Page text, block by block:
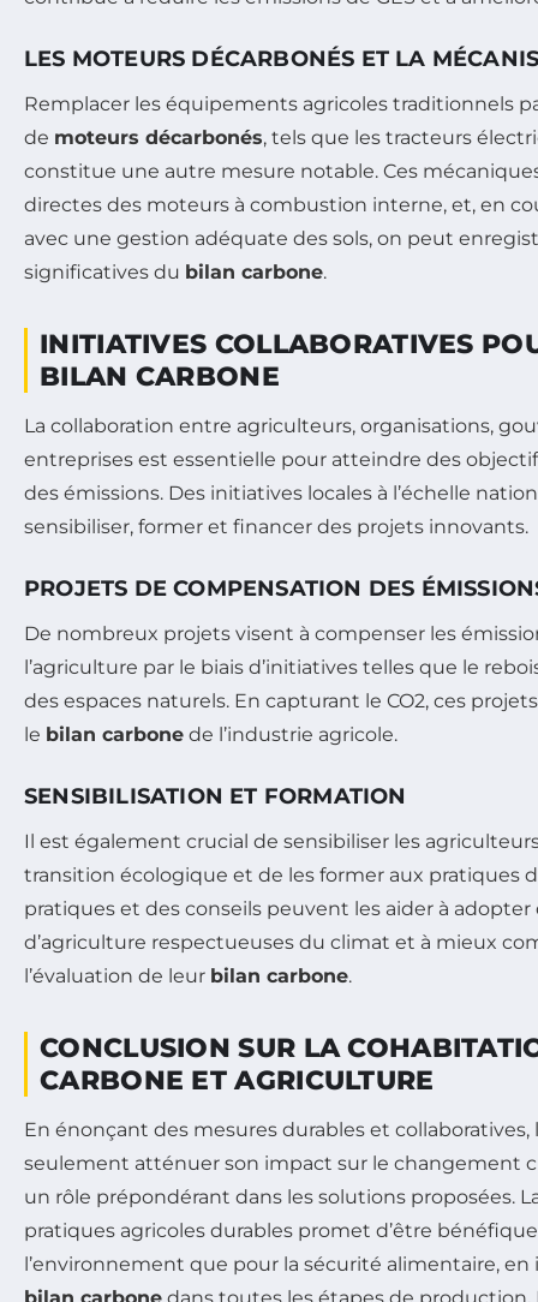
LES MOTEURS DÉCARBONÉS ET LA
Remplacer les équipements agricoles traditionnels
de moteurs décarbonés, tels que les tracteurs
constitue une autre mesure notable. Ces
directes des moteurs à combustion interne, et, en
avec une gestion adéquate des sols, on peut
significatives du bilan carbone.
INITIATIVES COLLABORATIVES
BILAN CARBONE
La collaboration entre agriculteurs, organisations,
entreprises est essentielle pour atteindre des
des émissions. Des initiatives locales à l’échelle
sensibiliser, former et financer des projets innovants.
PROJETS DE COMPENSATION DES
De nombreux projets visent à compenser les
l’agriculture par le biais d’initiatives telles que le
des espaces naturels. En capturant le CO2, ces
le bilan carbone de l’industrie agricole.
SENSIBILISATION ET FORMATION
Il est également crucial de sensibiliser les
transition écologique et de les former aux pratiques
pratiques et des conseils peuvent les aider à
d’agriculture respectueuses du climat et à mieux
l’évaluation de leur bilan carbone.
CONCLUSION SUR LA
CARBONE ET AGRICULTURE
En énonçant des mesures durables et
seulement atténuer son impact sur le changement
un rôle prépondérant dans les solutions proposées.
pratiques agricoles durables promet d’être
l’environnement que pour la sécurité alimentaire, en
bilan carbone dans toutes les étapes de production.